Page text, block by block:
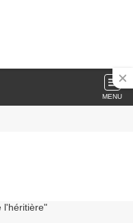
MENU